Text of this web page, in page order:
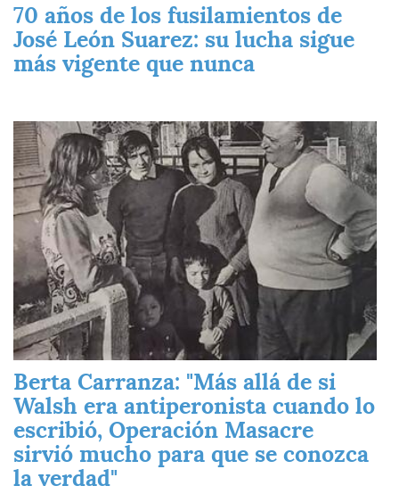
70 años de los fusilamientos de
José León Suarez: su lucha sigue
más vigente que nunca
Imagen
Berta Carranza: "Más allá de si
Walsh era antiperonista cuando lo
escribió, Operación Masacre
sirvió mucho para que se conozca
la verdad"